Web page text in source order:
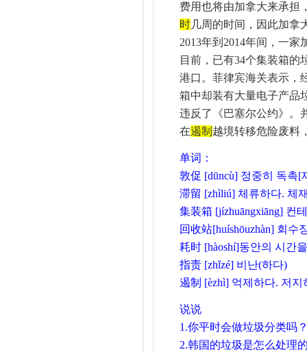
费用也将由加拿大来承担
时几周的时间，因此加拿
2013年到 2014年间，一家
目前，已有34个集装箱的
港口。菲律宾海关表示，
箱中却装有大量电子产品
违反了《巴塞尔公约》。
在遏制 越境转移危险废料
单词：
敦促 [dūncù] 정중히 독촉[
滞留 [zhìliú] 체류하다. 체
集装箱 [jízhuāngxiāng] 컨
回收站[huíshōuzhàn] 회수
耗时 [hàoshí]동안의 시간을
指责 [zhǐzé] 비난(하다)
遏制 [èzhì] 억제하다. 저지
说说
1.你平时会做垃圾分类吗
2.韩国的垃圾是怎么处理